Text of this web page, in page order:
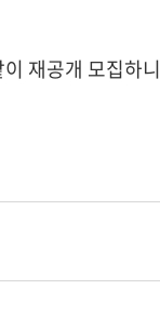
재공개 모집하니